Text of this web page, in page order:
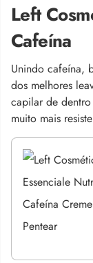
Left
Cafeína
Unindo cafeína,
dos melhores
capilar de
muito mais